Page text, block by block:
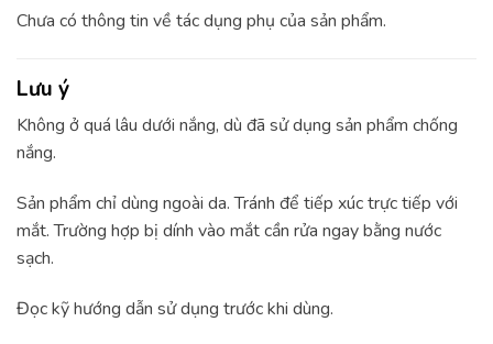
Chưa có thông tin về tác dụng phụ của sản phẩm.
Lưu ý
Không ở quá lâu dưới nắng, dù đã sử dụng sản phẩm chống
nắng.
Sản phẩm chỉ dùng ngoài da. Tránh để tiếp xúc trực tiếp với
mắt. Trường hợp bị dính vào mắt cần rửa ngay bằng nước
sạch.
Đọc kỹ hướng dẫn sử dụng trước khi dùng.